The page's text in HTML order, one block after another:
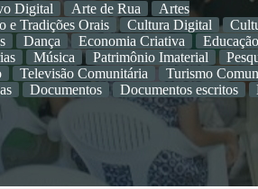
Digital Arte de Rua
Artes
e Tradições Orais Cultura Digital
Dança Economia Criativa
Educação
Música Patrimônio Imaterial
Televisão Comunitária
Turismo
Documentos Documentos escritos